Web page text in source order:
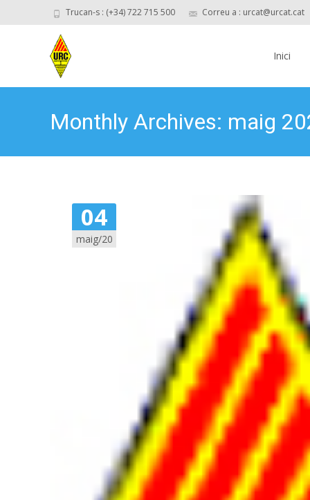
Trucan-s : (+34) 722 715 500 Correu a : urcat@urcat.cat
Inici
Monthly Archives: maig
04
maig/20